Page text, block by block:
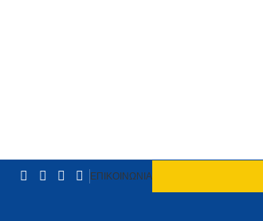
ΕΠΙΚΟΙΝΩΝΙΑ